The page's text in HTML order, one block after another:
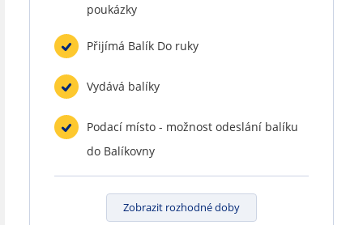
poukázky
Přijímá Balík Do ruky
Vydává balíky
Podací místo - možnost odeslání balíku
do Balíkovny
Zobrazit rozhodné doby